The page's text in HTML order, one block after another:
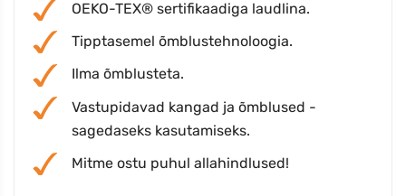
OEKO-TEX® sertifikaadiga laudlina.
Tipptasemel õmblustehnoloogia.
Ilma õmblusteta.
Vastupidavad kangad ja õmblused -
sagedaseks kasutamiseks.
Mitme ostu puhul allahindlused!